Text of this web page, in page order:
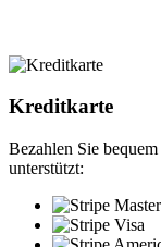
Kreditkarte
Bezahlen Sie
unterstützt: